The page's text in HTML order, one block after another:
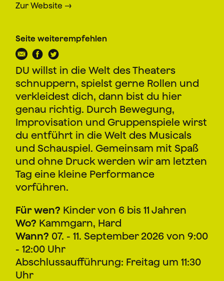
Zur Website
Seite weiterempfehlen
DU willst in die Welt des Theaters
schnuppern, spielst gerne Rollen und
verkleidest dich, dann bist du hier
genau richtig. Durch Bewegung,
Improvisation und Gruppenspiele wirst
du entführt in die Welt des Musicals
und Schauspiel. Gemeinsam mit Spaß
und ohne Druck werden wir am letzten
Tag eine kleine Performance
vorführen.
Für wen? Kinder von 6 bis 11 Jahren
Wo? Kammgarn, Hard
Wann? 07. - 11. September 2026 von 9:00
- 12:00 Uhr
Abschlussaufführung: Freitag um 11:30
Uhr